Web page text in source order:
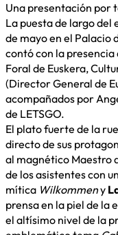
Una presentación por
La puesta de largo del
de mayo en el Palacio
contó con la
Foral de Euskera,
(Director General de
acompañados por
de LETSGO.
El plato fuerte de la
directo de sus
al magnético Maestro
de los asistentes con
mítica Wilkommeny
prensa en la piel de la
el altísimo nivel de la